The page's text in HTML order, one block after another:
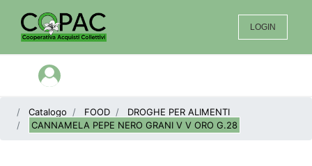
LOGIN
Open menu
Catalogo FOOD
DROGHE PER ALIMENTI
CANNAMELA PEPE NERO GRANI V V ORO G.28